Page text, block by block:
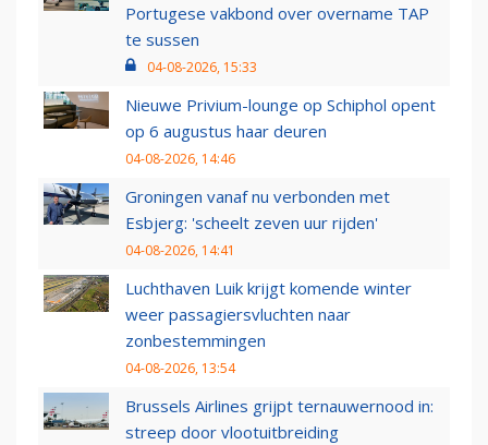
Portugese vakbond over overname TAP
te sussen
04-08-2026, 15:33
Nieuwe Privium-lounge op Schiphol opent
op 6 augustus haar deuren
04-08-2026, 14:46
Groningen vanaf nu verbonden met
Esbjerg: 'scheelt zeven uur rijden'
04-08-2026, 14:41
Luchthaven Luik krijgt komende winter
weer passagiersvluchten naar
zonbestemmingen
04-08-2026, 13:54
Brussels Airlines grijpt ternauwernood in:
streep door vlootuitbreiding